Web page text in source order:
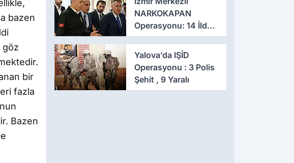
bazen
göz
bir
fazla
Bazen
NARKOKAPAN
Operasyonu: 14 İlde
Eş Zamanlı Baskın,
641 Gözaltı
Yalova’da IŞİD
Operasyonu : 3 Polis
Şehit , 9 Yaralı